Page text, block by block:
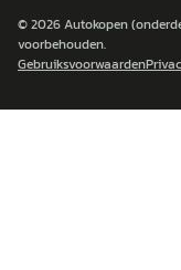
© 2026Autokopen
voorbehouden.
Gebruiksvoorwaarden